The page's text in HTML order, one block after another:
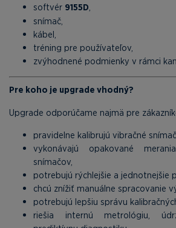
softvér 9155D
snímač,
kábel,
tréning pre používateľov,
zvýhodnené podmienky v rámci
Pre koho je upgrade vhodný?
Upgrade odporúčame najmä pre
pravidelne kalibrujú vibračné
vykonávajú opakované
snímačov,
potrebujú rýchlejšie a jednotnejšie
chcú znížiť manuálne spracovanie
potrebujú lepšiu správu
riešia internú metrológiu,